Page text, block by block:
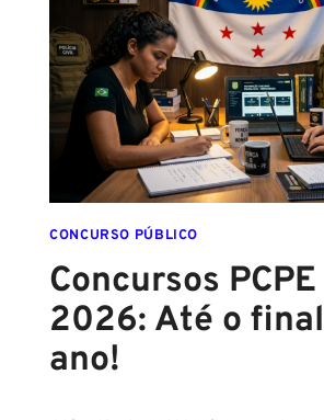
CONCURSO PÚBLICO
Concursos
2026: Até o
ano!